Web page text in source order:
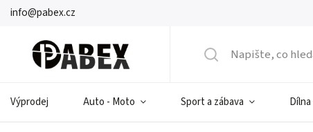
info@pabex.cz
Výprodej Auto - Moto Sport a zábava